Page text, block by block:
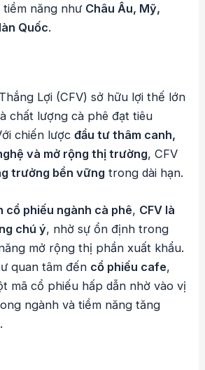
năng như Châu Âu, Mỹ,
Quốc.
Lợi (CFV) sở hữu lợi thế lớn
chất lượng cà phê đạt tiêu
chiến lượcđầu tư thâm canh,
và mở rộng thị trường, CFV
trưởng bền vững trong dài hạn.
cổ phiếu ngành cà phê, CFV là
chú ý, nhờ sự ổn định trong
mở rộng thị phần xuất khẩu.
quan tâm đến cổ phiếu cafe,
mã cổ phiếu hấp dẫn nhờ vào vị
ngành và tiềm năng tăng